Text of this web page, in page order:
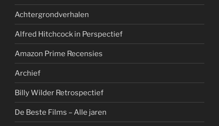
Achtergrondverhalen
Alfred Hitchcock in Perspectief
Amazon Prime Recensies
Archief
Billy Wilder Retrospectief
De Beste Films – Alle jaren